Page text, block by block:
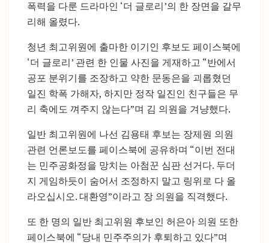
폭력을 다룬 드라마인 ‘더 글로리’의 한 장면을 갈무
리해 올렸다.
청년 최고위원에 출마한 이기인 후보도 페이스북에
‘더 글로리’ 관련 한 인물 사진을 게재하고 “반에서
공포 분위기를 조장하고 약한 문동은을 괴롭혔던
일진 학폭 가해자, 하지만 정작 일진인 친구들은 무
리 축에도 껴주지 않는다”며 김 의원을 겨냥했다.
일반 최고위원에 나선 김용태 후보는 장제원 의원
관련 언론보도를 페이스북에 공유하며 “이번 전대
는 민주공화정을 망치는 아첨꾼 심판 선거다. 두더
지 게임하듯이 숨어서 조정하지 말고 링위로 다 올
라오십시오. 대환영”이라고 장 의원을 직격했다.
또 한 명의 일반 최고위원 후보인 허은아 의원 또한
페이스북에 “당내 민주주의가 후퇴하고 있다”며